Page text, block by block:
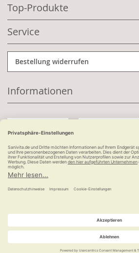
Top-Produkte
Service
Bestellung widerrufen
Informationen
Kauf auf Rechnung
versandkostenfrei